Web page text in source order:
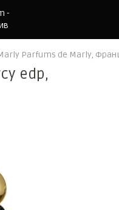
Parfums de Marly,
edp,